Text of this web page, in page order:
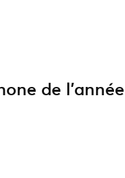
de l’année